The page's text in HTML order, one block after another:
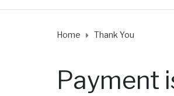
Home Thank You
Payment